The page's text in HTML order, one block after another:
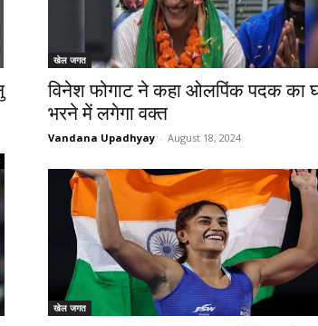
खेल जगत
विनेश फोगाट ने कहा ओलपिंक पदक का
भरने में लगेगा वक्त
Vandana Upadhyay - August 18, 2024
खेल जगत